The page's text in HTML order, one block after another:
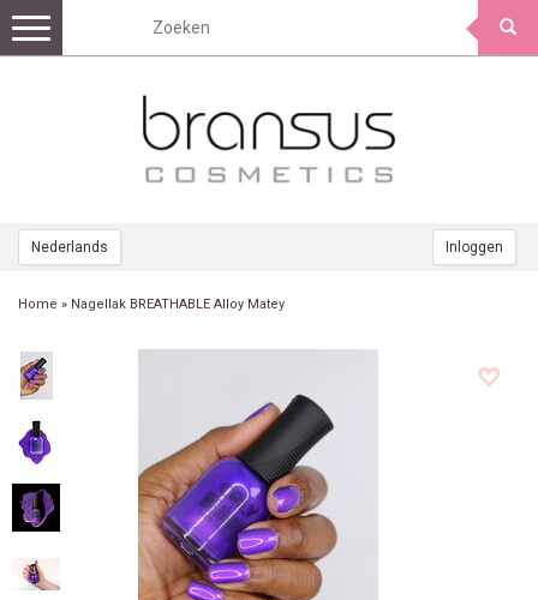
Nederlands Inloggen
Toggle
navigation
Home » Nagellak BREATHABLE Alloy Matey